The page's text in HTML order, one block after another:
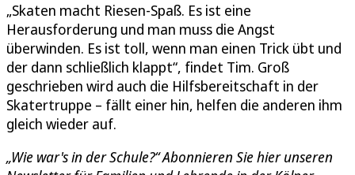
„Skaten macht Riesen-Spaß. Es ist eine
Herausforderung und man muss die Angst
überwinden. Es ist toll, wenn man einen Trick übt und
der dann schließlich klappt“, findet Tim. Groß
geschrieben wird auch die Hilfsbereitschaft in der
Skatertruppe – fällt einer hin, helfen die anderen ihm
gleich wieder auf.
„Wie war's in der Schule?“ Abonnieren Sie hier unseren